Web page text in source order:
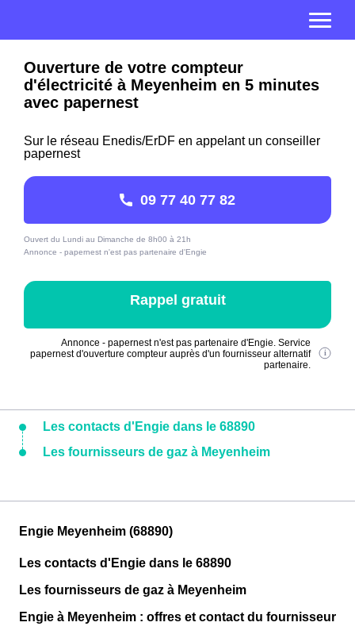
Ouverture de votre compteur
d'électricité à Meyenheim en 5 minutes
avec papernest
Sur le réseau Enedis/ErDF en appelant un conseiller
papernest
09 77 40 77 82
Ouvert du Lundi au Dimanche de 8h00 à 21h
Annonce - papernest n'est pas partenaire d'Engie
Rappel gratuit
Annonce - papernest n'est pas partenaire d'Engie. Service
papernest d'ouverture compteur auprès d'un fournisseur alternatif
partenaire.
Les contacts d'Engie dans le 68890
Les fournisseurs de gaz à Meyenheim
Engie Meyenheim (68890)
Les contacts d'Engie dans le 68890
Les fournisseurs de gaz à Meyenheim
Engie à Meyenheim : offres et contact du fournisseur